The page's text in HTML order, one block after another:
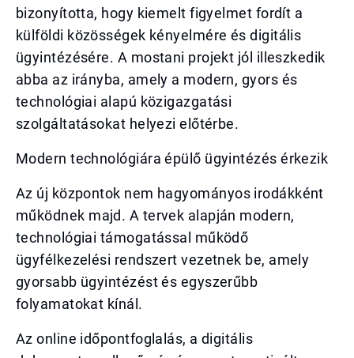
bizonyította, hogy kiemelt figyelmet fordít a
külföldi közösségek kényelmére és digitális
ügyintézésére. A mostani projekt jól illeszkedik
abba az irányba, amely a modern, gyors és
technológiai alapú közigazgatási
szolgáltatásokat helyezi előtérbe.
Modern technológiára épülő ügyintézés érkezik
Az új központok nem hagyományos irodákként
működnek majd. A tervek alapján modern,
technológiai támogatással működő
ügyfélkezelési rendszert vezetnek be, amely
gyorsabb ügyintézést és egyszerűbb
folyamatokat kínál.
Az online időpontfoglalás, a digitális